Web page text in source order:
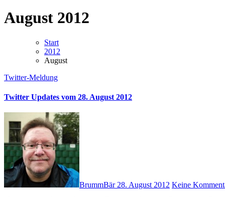
August 2012
Start
2012
August
Twitter-Meldung
Twitter Updates vom 28. August 2012
BrummBär28. August 2012 Keine